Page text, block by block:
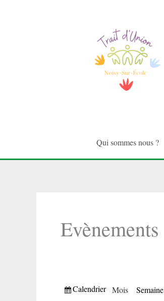
Qui sommes nous ?
Evènements
Vue
Calendrier Mois Semaine